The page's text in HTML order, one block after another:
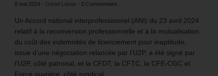
8 mai 2024 - Daniel Lamar - 0 Commentaire
Un Accord national interprofessionnel (ANI) du 23 avril 2024
relatif à la reconversion professionnelle et à la mutualisation
du coût des indemnités de licenciement pour inaptitude,
issue d’une négociation relancée par l’U2P, a été signé par
l’U2P, côté patronal, et la CFDT, la CFTC, la CFE-CGC et
Force ouvrière, côté syndical.